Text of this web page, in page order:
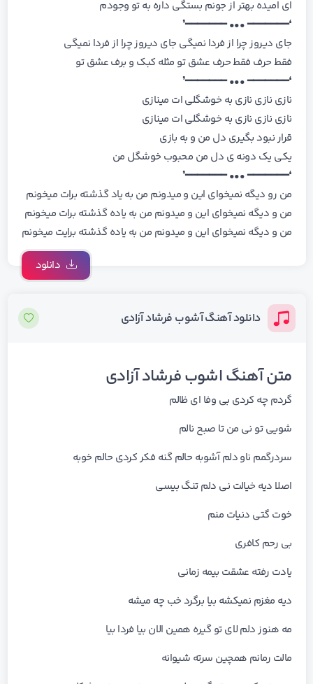
ای امیده بهتر از جونم بستگی داره بە تو وجودم
❛━━━━━━━ ••• ━━━━━━━❜
جای دیروز چرا از فردا نمیگی جای دیروز چرا از فردا نمیگی
فقط حرف فقط حرف عشق تو مثله کبک و برف عشق تو
❛━━━━━━━ ••• ━━━━━━━❜
نازی نازی نازی به خوشگلی ات مینازی
نازی نازی نازی به خوشگلی ات مینازی
قرار نبود بگیری دل من و به بازی
یکی یک دونه ی دل من محبوب خوشگل من
❛━━━━━━━ ••• ━━━━━━━❜
من رو دیگه نمیخوای این و میدونم من بە یاد گذشته برات میخونم
من و دیگه نمیخوای این و میدونم من بە یاده گذشته برات میخونم
من و دیگه نمیخوای این و میدونم من بە یاده گذشته برایت میخونم
دانلود
دانلود آهنگ آشوب فرشاد آزادی
متن آهنگ اشوب فرشاد آزادی
ﮔﺮدم ﭼﻪ ﻛﺮدی ﺑﻰ وﻓﺎ ای ﻇﺎﻟﻢ
ﺷﻮﻳﻰ ﺗﻮ ﻧﻰ ﻣﻦ ﺗﺎ ﺻﺒﺢ ﻧﺎﻟﻢ
ﺳﺮدرﮔﻤﻢ ﻧﺎو دﻟﻢ آﺷﻮﺑﻪ ﺣﺎﻟﻢ ﮔﻨﻪ ﻓﻜﺮ ﻛﺮدی ﺣﺎﻟﻢ ﺧﻮﺑﻪ
اﺻﻠﺎ دﻳﻪ ﺧﻴﺎﻟﺖ ﻧﻰ دﻟﻢ ﺗﻨﮓ ﺑﻴﺴﻰ
ﺧﻮت ﮔﺘﻰ دﻧﻴﺎت ﻣﻨﻢ
ﺑﻰ رﺣﻢ ﻛﺎﻓﺮی
ﻳﺎدت رﻓﺘﻪ ﻋﺸﻘﺖ ﺑﻴﻤﻪ زﻣﺎﻧﻰ
دﻳﻪ ﻣﻐﺰم ﻧﻤﻴﻜﺸﻪ ﺑﻴﺎ ﺑﺮﮔﺮد ﺧﺐ ﭼﻪ ﻣﻴﺸﻪ
ﻣﻪ ﻫﻨﻮز دﻟﻢ ﻟﺎی ﺗﻮ ﮔﻴﺮه ﻫﻤﻴﻦ اﻟﺎن ﺑﻴﺎ ﻓﺮدا ﺑﻴﺎ
ﻣﺎﻟﺖ رﻣﺎﻧﻢ ﻫﻤﭽﻴﻦ ﺳﺮﺗﻪ ﺷﻴﻮاﻧﻪ